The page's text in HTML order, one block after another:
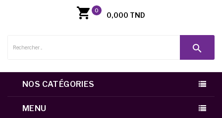
0
0,000 TND
search
NOS CATÉGORIES
MENU